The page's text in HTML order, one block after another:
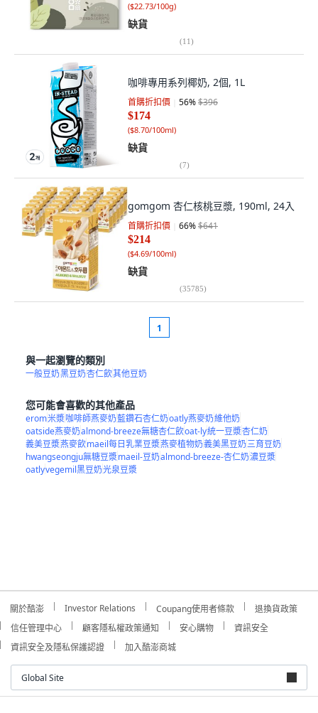
($22.73/100g)
缺貨
(11)
咖啡專用系列椰奶, 2個, 1L
首購折扣價 56%$396
$174
($8.70/100ml)
缺貨
(7)
gomgom 杏仁核桃豆漿, 190ml, 24入
首購折扣價 66%$641
$214
($4.69/100ml)
缺貨
(35785)
1
與一起瀏覽的類別
一般豆奶黑豆奶杏仁飲其他豆奶
您可能會喜歡的其他產品
erom米漿咖啡師燕麥奶藍鑽石杏仁奶oatly燕麥奶維他奶
oatside燕麥奶almond-breeze無糖杏仁飲oat-ly統一豆漿杏仁奶
義美豆漿燕麥飲maeil每日乳業豆漿燕麥植物奶義美黑豆奶三育豆奶
hwangseongju無糖豆漿maeil-豆奶almond-breeze-杏仁奶濃豆漿
oatlyvegemil黑豆奶光泉豆漿
關於酷澎 Investor Relations Coupang使用者條款
退換貨政策
信任管理中心
顧客隱私權政策通知 安心購物
資訊安全
資訊安全及隱私保護認證
加入酷澎商城
Global Site